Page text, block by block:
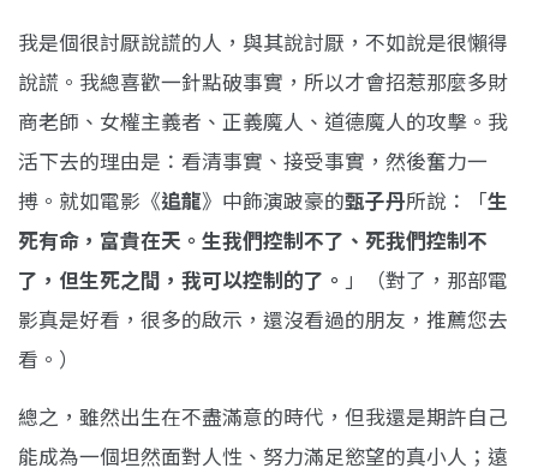
我是個很討厭說謊的人，與其說討厭，不如說是很懶得
說謊。我總喜歡一針點破事實，所以才會招惹那麼多財
商老師、女權主義者、正義魔人、道德魔人的攻擊。我
活下去的理由是：看清事實、接受事實，然後奮力一
搏。就如電影《追龍》中飾演跛豪的甄子丹所說：「生
死有命，富貴在天。生我們控制不了、死我們控制不
了，但生死之間，我可以控制的了。 」（對了，那部電
影真是好看，很多的啟示，還沒看過的朋友，推薦您去
看。）
總之，雖然出生在不盡滿意的時代，但我還是期許自己
能成為一個坦然面對人性、努力滿足慾望的真小人；遠